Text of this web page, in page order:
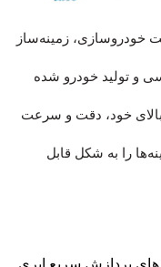
خودروسازی، زمینه‌ساز
و تولید خودرو شده
بالای خود، دقت و سرعت
را به شکل قابل